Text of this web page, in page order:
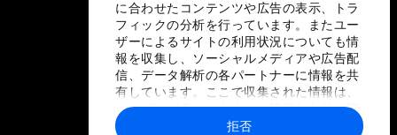
に合わせたコンテンツや広告の表示、トラ
フィックの分析を行っています。またユー
ザーによるサイトの利用状況についても情
報を収集し、ソーシャルメディアや広告配
信、データ解析の各パートナーに情報を共
有しています。ここで収集された情報は、
ユーザーが各パートナーに提供した他の情
報や各パートナーのサービスを使用した際
拒否